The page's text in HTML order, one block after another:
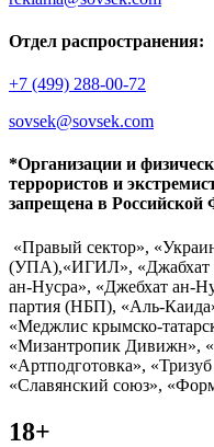
Отдел распространения:
+7 (499) 288-00-72
sovsek@sovsek.com
*Организации и
террористов и
запрещена в Российской
«Правый сектор»,
(УПА),«ИГИЛ», «Джабхат
ан-Нусра», «Джебхат ан-
партия (НБП), «Аль-
«Меджлис крымско-
«Мизантропик Дивижн»,
«Артподготовка»,
«Славянский союз»,
18+